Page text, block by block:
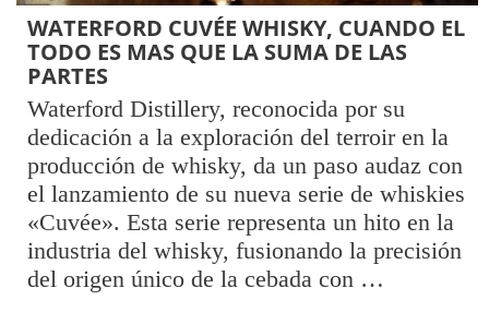
WATERFORD CUVÉE WHISKY, CUANDO EL
TODO ES MAS QUE LA SUMA DE LAS
PARTES
Waterford Distillery, reconocida por su
dedicación a la exploración del terroir en la
producción de whisky, da un paso audaz con
el lanzamiento de su nueva serie de whiskies
«Cuvée». Esta serie representa un hito en la
industria del whisky, fusionando la precisión
del origen único de la cebada con …